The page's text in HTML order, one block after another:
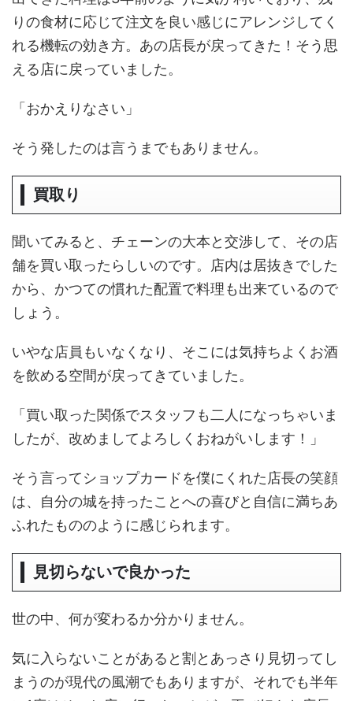
りの食材に応じて注文を良い感じにアレンジしてく
れる機転の効き方。あの店長が戻ってきた！そう思
える店に戻っていました。
「おかえりなさい」
そう発したのは言うまでもありません。
買取り
聞いてみると、チェーンの大本と交渉して、その店
舗を買い取ったらしいのです。店内は居抜きでした
から、かつての慣れた配置で料理も出来ているので
しょう。
いやな店員もいなくなり、そこには気持ちよくお酒
を飲める空間が戻ってきていました。
「買い取った関係でスタッフも二人になっちゃいま
したが、改めましてよろしくおねがいします！」
そう言ってショップカードを僕にくれた店長の笑顔
は、自分の城を持ったことへの喜びと自信に満ちあ
ふれたもののように感じられます。
見切らないで良かった
世の中、何が変わるか分かりません。
気に入らないことがあると割とあっさり見切ってし
まうのが現代の風潮でもありますが、それでも半年